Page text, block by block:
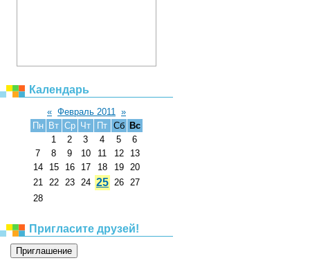
Календарь
« Февраль 2011 »
Пн Вт Ср Чт Пт Сб Вс
1
2 3 4 5
6
7
8 9 10 11 12
13
14
15 16 17 18 19 20
21 22 23 24 25 26 27
28
Пригласите друзей!